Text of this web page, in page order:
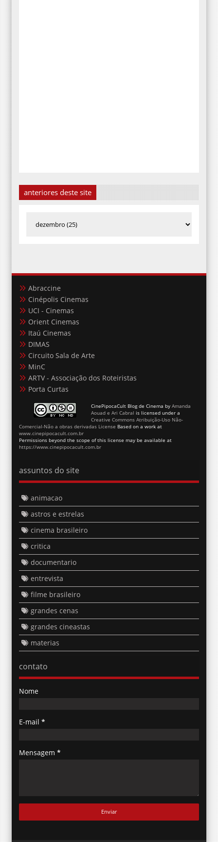
anteriores deste site
Abraccine
Cinépolis Cinemas
UCI - Cinemas
Orient Cinemas
Itaú Cinemas
DIMAS
Circuito Sala de Arte
MinC
ARTV - Associação dos Roteiristas
Porta Curtas
CinePipocaCult Blog de Cinema by Amanda
Aouad e Ari Cabral is licensed under a
Creative Commons Atribuição-Uso Não-
Comercial-Não a obras derivadas License Based on a work at
www.cinepipocacult.com.br
Permissions beyond the scope of this license may be available at
https://www.cinepipocacult.com.br
assuntos do site
animacao
astros e estrelas
cinema brasileiro
critica
documentario
entrevista
filme brasileiro
grandes cenas
grandes cineastas
materias
contato
Nome
E-mail *
Mensagem *